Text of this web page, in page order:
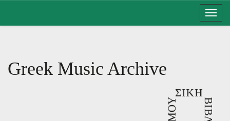
Greek Music Archive